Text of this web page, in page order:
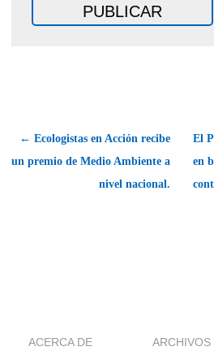
← Ecologistas en Acción recibe
un premio de Medio Ambiente a
nivel nacional.
El
en
ACERCA DE ARCHIVOS